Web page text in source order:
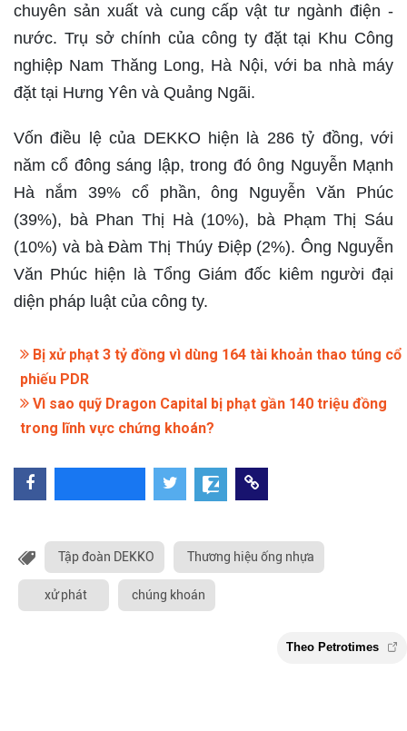
chuyên sản xuất và cung cấp vật tư ngành điện -
nước. Trụ sở chính của công ty đặt tại Khu Công
nghiệp Nam Thăng Long, Hà Nội, với ba nhà máy
đặt tại Hưng Yên và Quảng Ngãi.
Vốn điều lệ của DEKKO hiện là 286 tỷ đồng, với
năm cổ đông sáng lập, trong đó ông Nguyễn Mạnh
Hà nắm 39% cổ phần, ông Nguyễn Văn Phúc
(39%), bà Phan Thị Hà (10%), bà Phạm Thị Sáu
(10%) và bà Đàm Thị Thúy Điệp (2%). Ông Nguyễn
Văn Phúc hiện là Tổng Giám đốc kiêm người đại
diện pháp luật của công ty.
Bị xử phạt 3 tỷ đồng vì dùng 164 tài khoản thao túng cổ
phiếu PDR
Vì sao quỹ Dragon Capital bị phạt gần 140 triệu đồng
trong lĩnh vực chứng khoán?
Tập đoàn DEKKO Thương hiệu ống nhựa
xử phát chúng khoán